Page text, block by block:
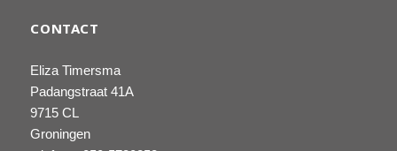
CONTACT
Eliza Timersma
Padangstraat 41A
9715 CL
Groningen